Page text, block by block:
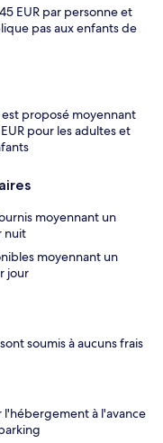
EUR par personne et
pas aux enfants de
est proposé moyennant
pour les adultes et
moyennant un
nuit
moyennant un
jour
soumis à aucuns frais
l'hébergement à l'avance